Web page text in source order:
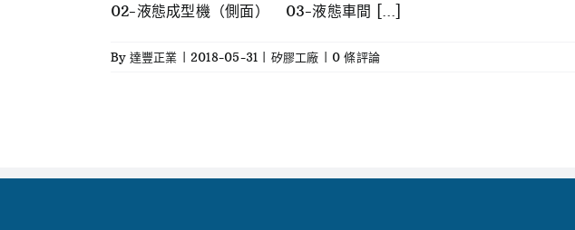
02-液態成型機（側面） 03-液態車間 [...]
By 達豐正業 2018-05-31 矽膠工廠 0 條評論